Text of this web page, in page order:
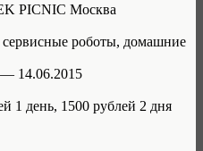
PICNIC Москва
роботы, домашние
14.06.2015
1 день, 1500 рублей 2 дня